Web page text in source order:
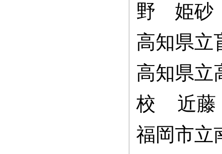
野 姫砂
高知県
高知県立
校 近藤
福岡市